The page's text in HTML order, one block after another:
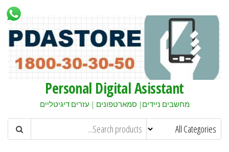
Personal Digital Asisstant
מחשבים ניידים| סמארטפונים | עזרים דיגיטליים